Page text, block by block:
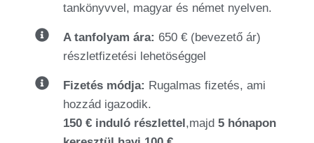
tankönyvvel, magyar és német nyelven.
A tanfolyam ára: 650 € (bevezető ár)
részletfizetési lehetöséggel
Fizetés módja: Rugalmas fizetés, ami
hozzád igazodik.
150 € induló részlettel,majd 5 hónapon